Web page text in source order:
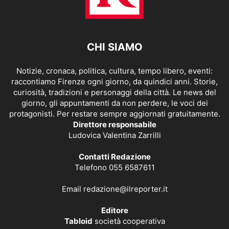
CHI SIAMO
Notizie, cronaca, politica, cultura, tempo libero, eventi:
raccontiamo Firenze ogni giorno, da quindici anni. Storie,
curiosità, tradizioni e personaggi della città. Le news del
giorno, gli appuntamenti da non perdere, le voci dei
protagonisti. Per restare sempre aggiornati gratuitamente.
Direttore responsabile
Ludovica Valentina Zarrilli
Contatti Redazione
Telefono 055 6587611
Email redazione@ilreporter.it
Editore
Tabloid società cooperativa